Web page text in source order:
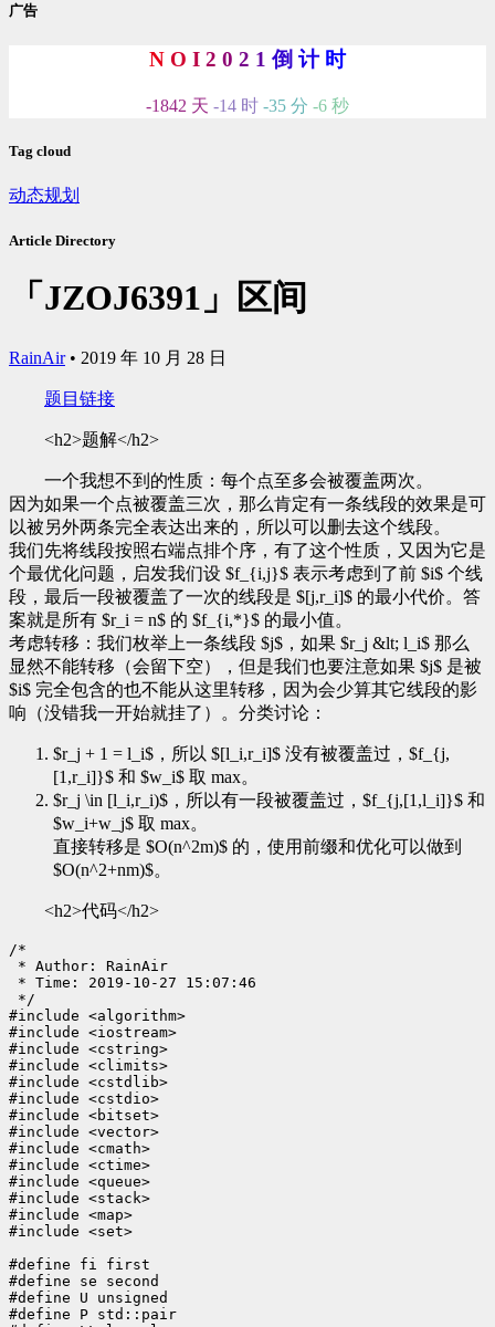
广告
N O I 2 0 2 1 倒 计 时
-1842 天 -14 时 -35 分 -7 秒
Tag cloud
动态规划
Article Directory
「JZOJ6391」区间
RainAir• 2019 年 10 月 28 日
题目链接
<h2>题解</h2>
一个我想不到的性质：每个点至多会被覆盖两次。
因为如果一个点被覆盖三次，那么肯定有一条线段的效果是可
以被另外两条完全表达出来的，所以可以删去这个线段。
我们先将线段按照右端点排个序，有了这个性质，又因为它是
个最优化问题，启发我们设 $f_{i,j}$ 表示考虑到了前 $i$ 个线
段，最后一段被覆盖了一次的线段是 $[j,r_i]$ 的最小代价。答
案就是所有 $r_i = n$ 的 $f_{i,*}$ 的最小值。
考虑转移：我们枚举上一条线段 $j$，如果 $r_j &lt; l_i$ 那么
显然不能转移（会留下空），但是我们也要注意如果 $j$ 是被
$i$ 完全包含的也不能从这里转移，因为会少算其它线段的影
响（没错我一开始就挂了）。分类讨论：
$r_j + 1 = l_i$，所以 $[l_i,r_i]$ 没有被覆盖过，$f_{j,
[1,r_i]}$ 和 $w_i$ 取 max。
$r_j \in [l_i,r_i)$，所以有一段被覆盖过，$f_{j,[1,l_i]}$ 和
$w_i+w_j$ 取 max。
直接转移是 $O(n^2m)$ 的，使用前缀和优化可以做到
$O(n^2+nm)$。
<h2>代码</h2>
/*
* Author: RainAir
* Time: 2019-10-27 15:07:46
*/
#include <algorithm>
#include <iostream>
#include <cstring>
#include <climits>
#include <cstdlib>
#include <cstdio>
#include <bitset>
#include <vector>
#include <cmath>
#include <ctime>
#include <queue>
#include <stack>
#include <map>
#include <set>
#define fi first
#define se second
#define U unsigned
#define P std::pair